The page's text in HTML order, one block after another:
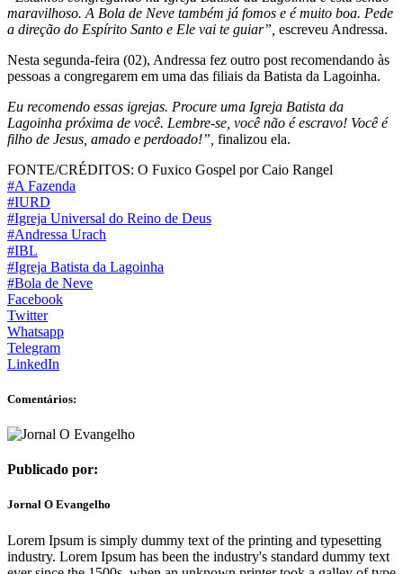
maravilhoso. A Bola de Neve também já fomos e é muito boa. Pede
a direção do Espírito Santo e Ele vai te guiar”, escreveu Andressa.
Nesta segunda-feira (02), Andressa fez outro post recomendando às
pessoas a congregarem em uma das filiais da Batista da Lagoinha.
Eu recomendo essas igrejas. Procure uma Igreja Batista da
Lagoinha próxima de você. Lembre-se, você não é escravo! Você é
filho de Jesus, amado e perdoado!”, finalizou ela.
FONTE/CRÉDITOS: O Fuxico Gospel por Caio Rangel
#A Fazenda
#IURD
#Igreja Universal do Reino de Deus
#Andressa Urach
#IBL
#Igreja Batista da Lagoinha
#Bola de Neve
Facebook
Twitter
Whatsapp
Telegram
LinkedIn
Comentários:
Publicado por:
Jornal O Evangelho
Lorem Ipsum is simply dummy text of the printing and typesetting
industry. Lorem Ipsum has been the industry's standard dummy text